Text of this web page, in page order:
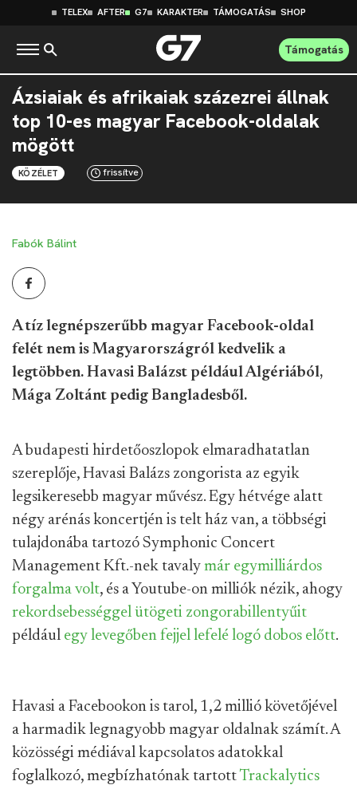
TELEX AFTER G7 KARAKTER TÁMOGATÁS SHOP
Támogatás
Ázsiaiak és afrikaiak százezrei állnak
top 10-es magyar Facebook-oldalak
mögött
KÖZÉLET frissítve
Fabók Bálint
A tíz legnépszerűbb magyar Facebook-oldal
felét nem is Magyarországról kedvelik a
legtöbben. Havasi Balázst például Algériából,
Mága Zoltánt pedig Bangladesből.
A budapesti hirdetőoszlopok elmaradhatatlan
szereplője, Havasi Balázs zongorista az egyik
legsikeresebb magyar művész. Egy hétvége alatt
négy arénás koncertjén is telt ház van, a többségi
tulajdonába tartozó Symphonic Concert
Management Kft.-nek tavaly már egymilliárdos
forgalma volt, és a Youtube-on milliók nézik, ahogy
rekordsebességgel ütögeti zongorabillentyűit
például egy levegőben fejjel lefelé logó dobos előtt.
Havasi a Facebookon is tarol, 1,2 millió követőjével
a harmadik legnagyobb magyar oldalnak számít. A
közösségi médiával kapcsolatos adatokkal
foglalkozó, megbízhatónak tartott Trackalytics